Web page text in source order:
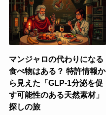
マンジャロの代わりになる
食べ物はある？ 特許情報か
ら見えた「GLP-1分泌を促
す可能性のある天然素材」
探しの旅